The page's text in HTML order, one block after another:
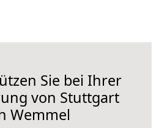
Sie bei Ihrer
von Stuttgart
Wemmel